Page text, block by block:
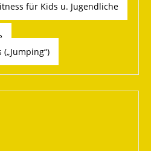
für Kids u. Jugendliche